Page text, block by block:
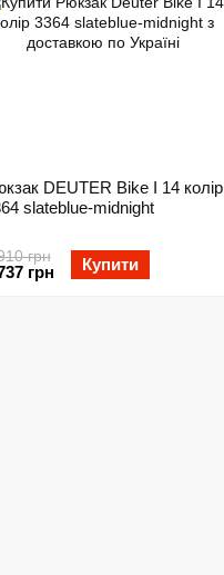
DEUTER Bike I 14 колір
slateblue-midnight
грн
грн Купити